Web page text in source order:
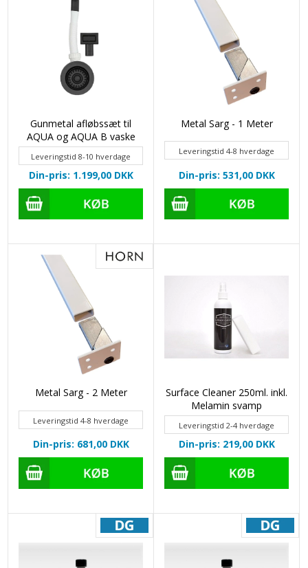
Gunmetal afløbssæt til
AQUA og AQUA B vaske
Leveringstid 8-10 hverdage
Din-pris: 1.199,00 DKK
Metal Sarg - 1 Meter
Leveringstid 4-8 hverdage
Din-pris: 531,00 DKK
Metal Sarg - 2 Meter
Leveringstid 4-8 hverdage
Din-pris: 681,00 DKK
Surface Cleaner 250ml. inkl.
Melamin svamp
Leveringstid 2-4 hverdage
Din-pris: 219,00 DKK